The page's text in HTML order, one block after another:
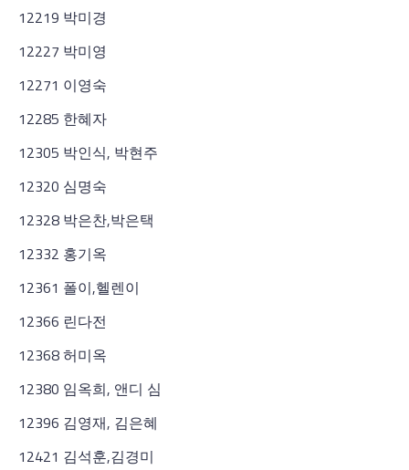
12219 박미경
12227 박미영
12271 이영숙
12285 한혜자
12305 박인식, 박현주
12320 심명숙
12328 박은찬,박은택
12332 홍기옥
12361 폴이,헬렌이
12366 린다전
12368 허미옥
12380 임옥희, 앤디 심
12396 김영재, 김은혜
12421 김석훈,김경미